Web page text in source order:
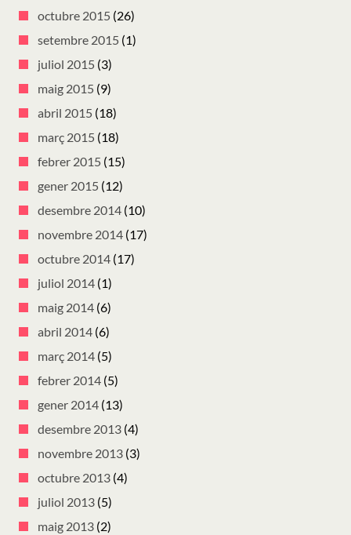
octubre 2015 (26)
setembre 2015 (1)
juliol 2015 (3)
maig 2015 (9)
abril 2015 (18)
març 2015 (18)
febrer 2015 (15)
gener 2015 (12)
desembre 2014 (10)
novembre 2014 (17)
octubre 2014 (17)
juliol 2014 (1)
maig 2014 (6)
abril 2014 (6)
març 2014 (5)
febrer 2014 (5)
gener 2014 (13)
desembre 2013 (4)
novembre 2013 (3)
octubre 2013 (4)
juliol 2013 (5)
maig 2013 (2)